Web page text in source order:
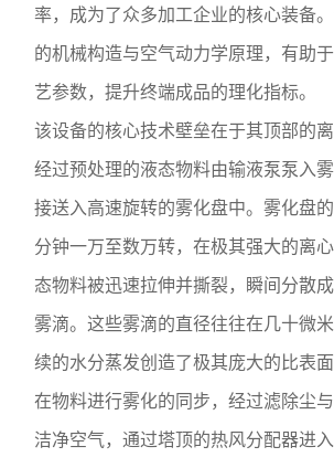
率，成为了众多加工企业的核心装备
的机械构造与空气动力学原理，有助
艺参数，提升终端成品的理化指标。
该设备的核心技术壁垒在于其顶部的
经过预处理的液态物料由输液泵泵入
接送入高速旋转的雾化盘中。雾化盘
分钟一万至数万转，在极其强大的离
态物料被迅速拉伸并撕裂，瞬间分散
雾滴。这些雾滴的直径往往在几十微
续的水分蒸发创造了极其庞大的比表面
在物料进行雾化的同步，经过滤除尘
洁净空气，通过塔顶的热风分配器进